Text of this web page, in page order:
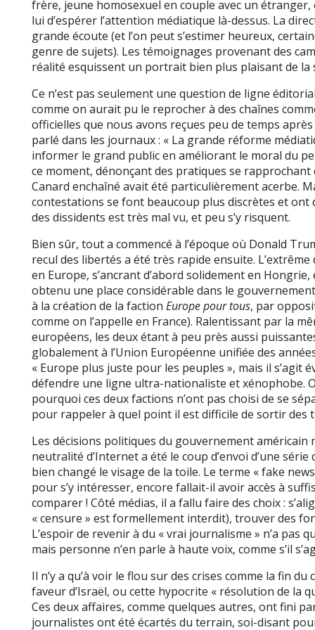
frère, jeune homosexuel en couple avec un
lui d’espérer l’attention médiatique là-dessus. La
grande écoute (et l’on peut s’estimer heureux,
genre de sujets). Les témoignages provenant des
réalité esquissent un portrait bien plus plaisant de
Ce n’est pas seulement une question de ligne
comme on aurait pu le reprocher à des chaînes
officielles que nous avons reçues peu de temps
parlé dans les journaux : « La grande réforme
informer le grand public en améliorant le moral du
ce moment, dénonçant des pratiques se
Canard enchaîné avait été particulièrement acerbe.
contestations se font beaucoup plus discrètes et ont
des dissidents est très mal vu, et peu s’y risquent.
Bien sûr, tout a commencé à l’époque où Donald
recul des libertés a été très rapide ensuite.
en Europe, s’ancrant d’abord solidement en
obtenu une place considérable dans le gouvernement
à la création de la factionEurope pour tous, par
comme on l’appelle en France). Ralentissant par la
européens, les deux étant à peu près aussi
globalement à l’Union Européenne unifiée des
« Europe plus juste pour les peuples », mais il s’agit
défendre une ligne ultra-nationaliste et xénophobe.
pourquoi ces deux factions n’ont pas choisi de se
pour rappeler à quel point il est difficile de sortir des
Les décisions politiques du gouvernement américain
neutralité d’Internet a été le coup d’envoi d’une
bien changé le visage de la toile. Le terme « fake
pour s’y intéresser, encore fallait-il avoir accès à
comparer ! Côté médias, il a fallu faire des choix :
« censure » est formellement interdit), trouver des
L’espoir de revenir à du « vrai journalisme » n’a pas
mais personne n’en parle à haute voix, comme s’il
Il n’y a qu’à voir le flou sur des crises comme la fin
faveur d’Israël, ou cette hypocrite « résolution de la
Ces deux affaires, comme quelques autres, ont fini
journalistes ont été écartés du terrain, soi-disant